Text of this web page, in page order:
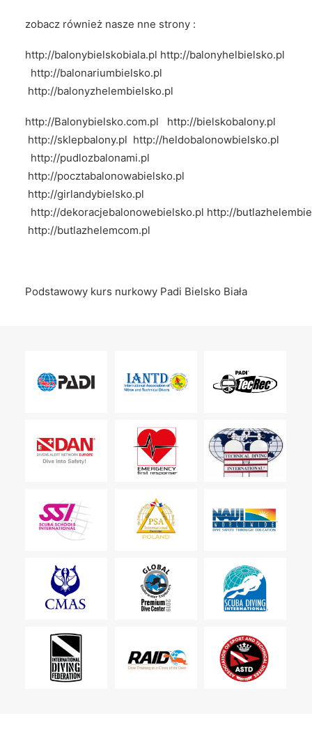
zobacz również nasze nne strony :
http://balonybielskobiala.pl http://balonyhelbielsko.pl
http://balonariumbielsko.pl
http://balonyzhelembielsko.pl
http://Balonybielsko.com.pl
http://bielskobalony.pl
http://sklepbalony.pl http://heldobalonowbielsko.pl
http://pudlozbalonami.pl
http://pocztabalonowabielsko.pl
http://girlandybielsko.pl
http://dekoracjebalonowebielsko.pl http://
http://butlazhelemcom.pl
Podstawowy kurs nurkowy Padi Bielsko Biała